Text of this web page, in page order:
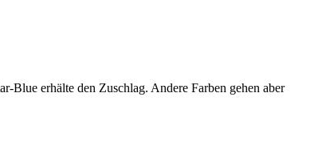
erhälte den Zuschlag. Andere Farben gehen aber